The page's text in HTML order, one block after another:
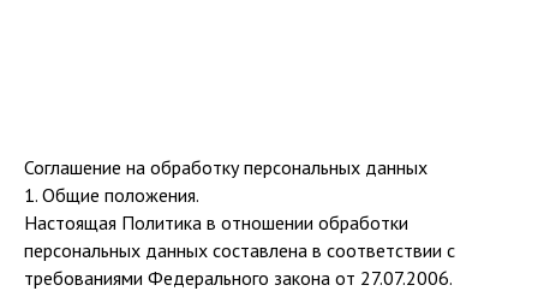
Соглашение на обработку персональных данных
1. Общие положения.
Настоящая Политика в отношении обработки
персональных данных составлена в соответствии с
требованиями Федерального закона от 27.07.2006.